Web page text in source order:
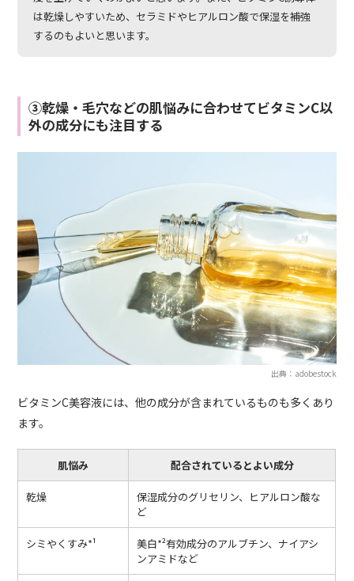
は乾燥しやすいため、セラミドやヒアルロン酸で保湿を補強
するのもよいと思います。
③乾燥・毛穴などの肌悩みに合わせてビタミンC以
外の成分にも注目する
出典：adobestock
ビタミンC美容液には、他の成分が含まれているものも多くあり
ます。
肌悩み 配合されているとよい成分
乾燥
保湿成分のグリセリン、ヒアルロン酸な
ど
シミやくすみ*¹
美白*²有効成分のアルブチン、ナイアシ
ンアミドなど